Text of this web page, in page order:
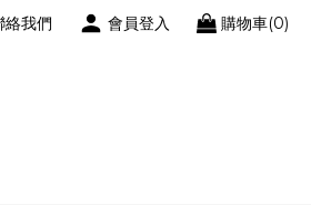
絡我們 會員登入 購物車(0)